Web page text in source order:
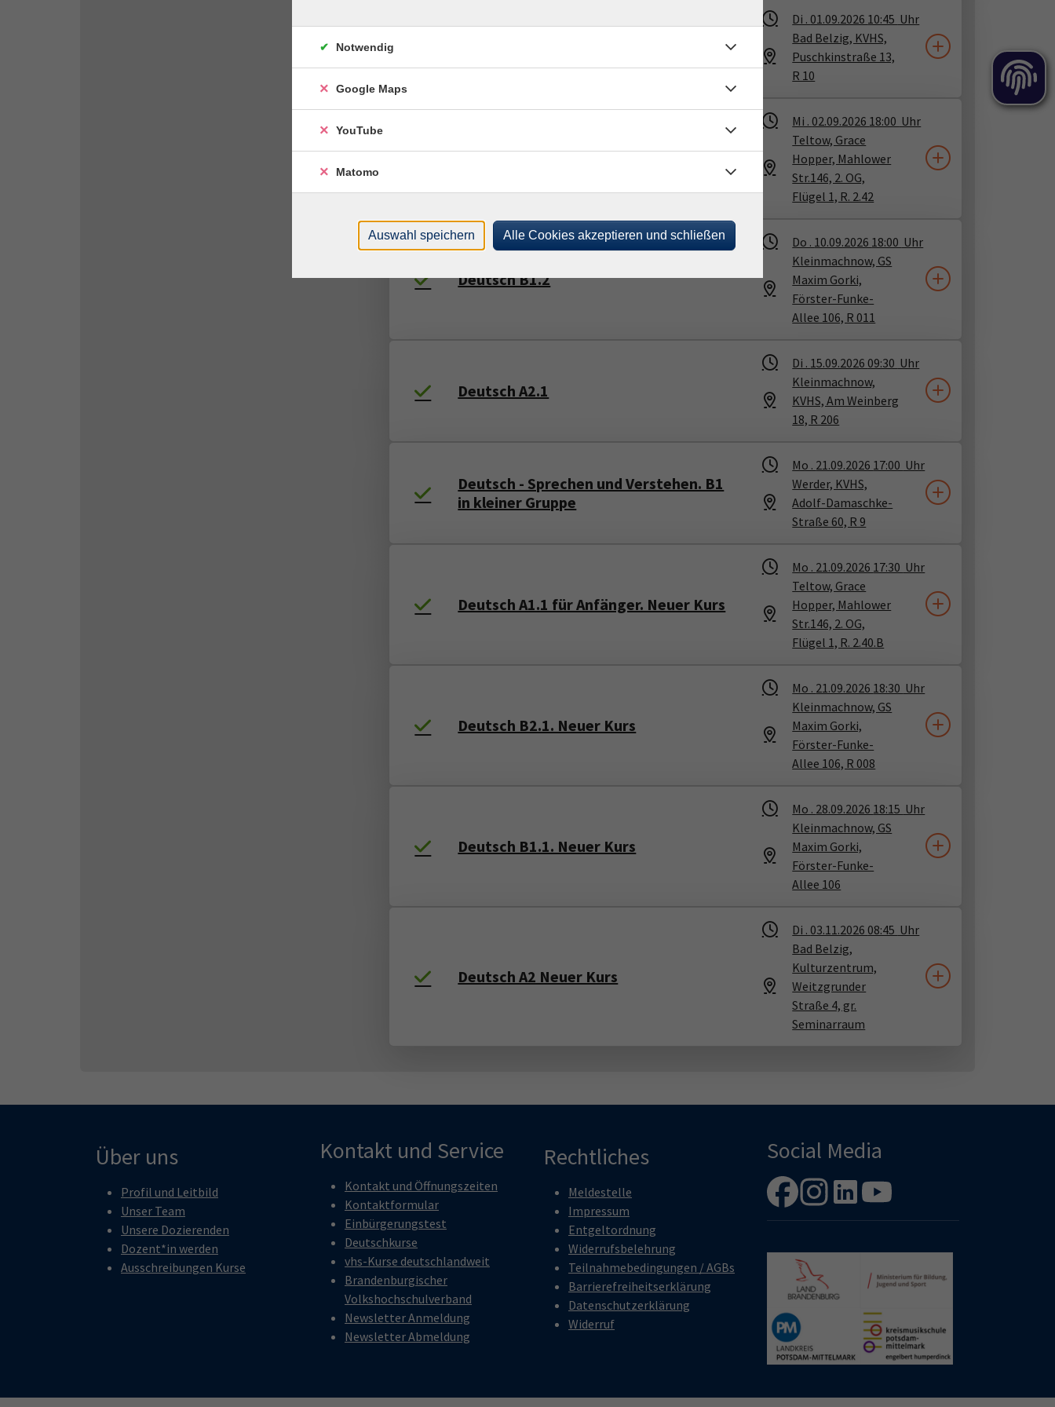
Di . 01.09.2026 10:45 Uhr
Bad Belzig, KVHS,
Puschkinstraße 13,
R 10
Deutsch A2/B1
Mi . 02.09.2026 18:00 Uhr
Teltow, Grace
Hopper, Mahlower
Str.146, 2. OG,
Flügel 1, R. 2.42
Deutsch B1.2
Do . 10.09.2026 18:00 Uhr
Kleinmachnow, GS
Maxim Gorki,
Förster-Funke-
Allee 106, R 011
Deutsch A2.1
Di . 15.09.2026 09:30 Uhr
Kleinmachnow,
KVHS, Am Weinberg
18, R 206
Deutsch - Sprechen und Verstehen. B1
in kleiner Gruppe
Mo . 21.09.2026 17:00 Uhr
Werder, KVHS,
Adolf-Damaschke-
Straße 60, R 9
Deutsch A1.1 für Anfänger. Neuer Kurs
Mo . 21.09.2026 17:30 Uhr
Teltow, Grace
Hopper, Mahlower
Str.146, 2. OG,
Flügel 1, R. 2.40.B
Deutsch B2.1. Neuer Kurs
Mo . 21.09.2026 18:30 Uhr
Kleinmachnow, GS
Maxim Gorki,
Förster-Funke-
Allee 106, R 008
Deutsch B1.1. Neuer Kurs
Mo . 28.09.2026 18:15 Uhr
Kleinmachnow, GS
Maxim Gorki,
Förster-Funke-
Allee 106
Deutsch A2 Neuer Kurs
Di . 03.11.2026 08:45 Uhr
Bad Belzig,
Kulturzentrum,
Weitzgrunder
Straße 4, gr.
Seminarraum
Über uns
Profil und Leitbild
Unser Team
Unsere Dozierenden
Dozent*in werden
Ausschreibungen Kurse
Kontakt und Service
Kontakt und Öffnungszeiten
Kontaktformular
Einbürgerungstest
Deutschkurse
vhs-Kurse deutschlandweit
Brandenburgischer
Volkshochschulverband
Newsletter Anmeldung
Newsletter Abmeldung
Rechtliches
Meldestelle
Impressum
Entgeltordnung
Widerrufsbelehrung
Teilnahmebedingungen / AGBs
Barrierefreiheitserklärung
Datenschutzerklärung
Widerruf
Social Media
Notwendig
Google Maps
YouTube
Matomo
Auswahl speichern Alle Cookies akzeptieren und schließen